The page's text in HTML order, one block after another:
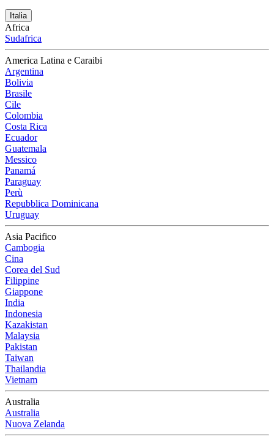
Italia
Africa
Sudafrica
America Latina e Caraibi
Argentina
Bolivia
Brasile
Cile
Colombia
Costa Rica
Ecuador
Guatemala
Messico
Panamá
Paraguay
Perù
Repubblica Dominicana
Uruguay
Asia Pacifico
Cambogia
Cina
Corea del Sud
Filippine
Giappone
India
Indonesia
Kazakistan
Malaysia
Pakistan
Taiwan
Thailandia
Vietnam
Australia
Australia
Nuova Zelanda